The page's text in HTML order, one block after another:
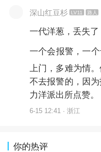
深山红豆杉 LV11 路人
一代洋葱，丢失了
一个会报警，一
上门，多难为情
不去报警的，因
力洋派出所点赞。
6-15 12:41 · 浙江
你的热评